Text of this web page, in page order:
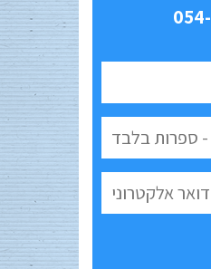
מלאו את הטופס / התקשרו 054-